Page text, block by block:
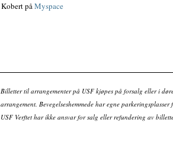
Kobert påMyspace
Billetter til arrangementer på USF kjøpes på forsalg eller i
arrangement. Bevegelseshemmede har egne
USF Verftet har ikke ansvar for salg eller refundering av